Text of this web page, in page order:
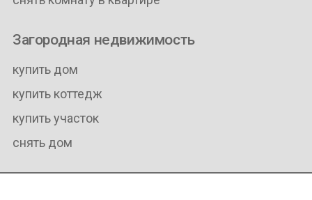
Загородная недвижимость
купить дом
купить коттедж
купить участок
снять дом